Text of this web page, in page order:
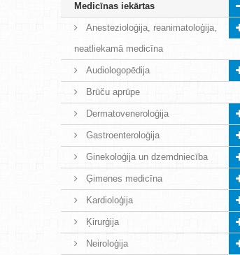
Medicīnas iekārtas
Anestezioloģija, reanimatoloģija,
neatliekamā medicīna
Audiologopēdija
Brūču aprūpe
Dermatoveneroloģija
Gastroenteroloģija
Ginekoloģija un dzemdniecība
Ģimenes medicīna
Kardioloģija
Ķirurģija
Neiroloģija